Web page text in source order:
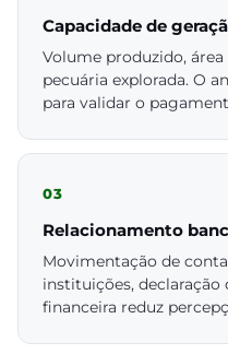
Capacidade de
Volume produzido,
pecuária explorada. O
para validar o
03
Relacionamento
Movimentação de
instituições, declaração
financeira reduz